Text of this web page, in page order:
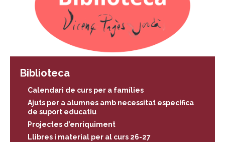
Biblioteca
Calendari de curs per a famílies
Ajuts per a alumnes amb necessitat específica
de suport educatiu
Projectes d’enriquiment
Llibres i material per al curs 26-27